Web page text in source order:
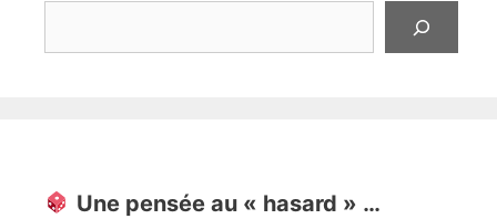
Une pensée au « hasard » …